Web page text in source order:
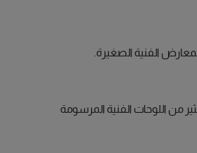
الفنية الصغيرة.
من اللوحات الفنية المرسومة